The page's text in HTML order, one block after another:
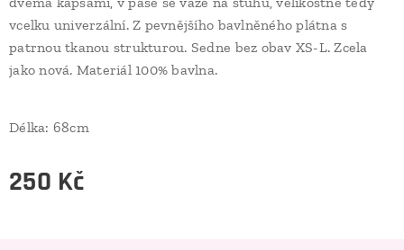
vcelku univerzální. Z pevnějšího bavlněného plátna s
patrnou tkanou strukturou. Sedne bez obav XS-L. Zcela
jako nová. Materiál 100% bavlna.
Délka: 68cm
250 Kč